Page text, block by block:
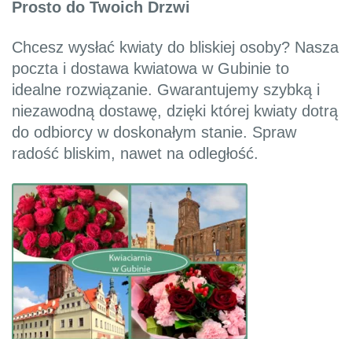
Prosto do Twoich Drzwi
Chcesz wysłać kwiaty do bliskiej osoby? Nasza
poczta i dostawa kwiatowa w Gubinie to
idealne rozwiązanie. Gwarantujemy szybką i
niezawodną dostawę, dzięki której kwiaty dotrą
do odbiorcy w doskonałym stanie. Spraw
radość bliskim, nawet na odległość.